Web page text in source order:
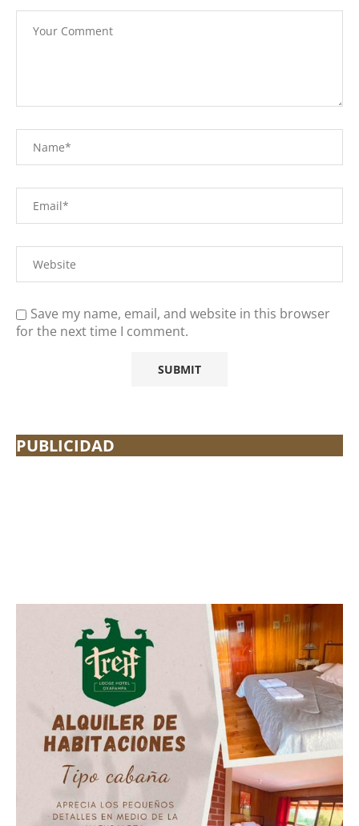
Save my name, email, and website in this browser
for the next time I comment.
PUBLICIDAD